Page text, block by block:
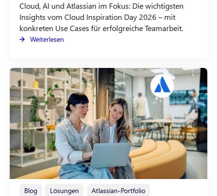
Cloud, AI und Atlassian im Fokus: Die wichtigsten
Insights vom Cloud Inspiration Day 2026 – mit
konkreten Use Cases für erfolgreiche Teamarbeit.
Weiterlesen
Blog Lösungen
Atlassian-Portfolio